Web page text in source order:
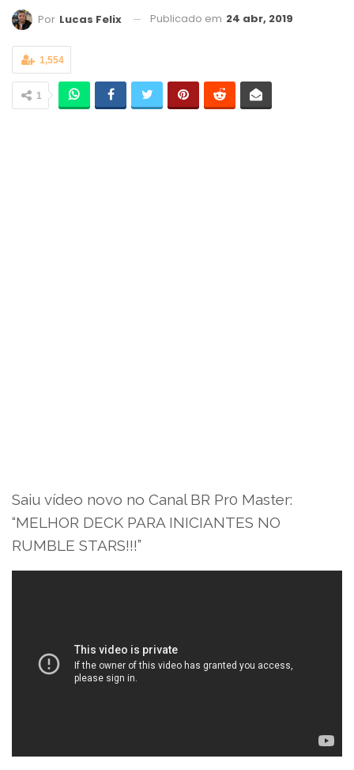
Por Lucas Felix Publicado em 24 abr, 2019
1,554
1
Saiu vídeo novo no Canal BR Pr0 Master:
“MELHOR DECK PARA INICIANTES NO
RUMBLE STARS!!!”